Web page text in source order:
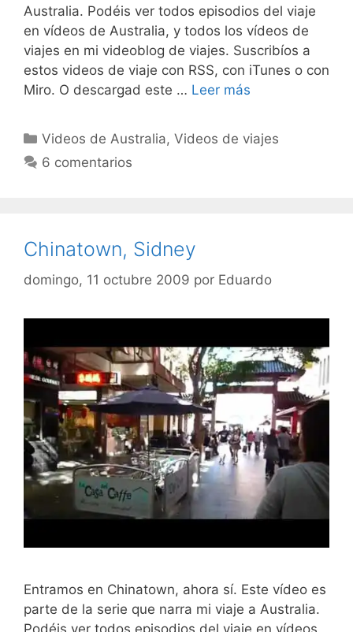
Australia. Podéis ver todos episodios del viaje
en vídeos de Australia, y todos los vídeos de
viajes en mi videoblog de viajes. Suscribíos a
estos videos de viaje con RSS, con iTunes o con
Miro. O descargad este … Leer más
Categorías
Videos de Australia,Videos de viajes
6 comentarios
Chinatown, Sidney
domingo, 11 octubre 2009 por Eduardo
Entramos en Chinatown, ahora sí. Este vídeo es
parte de la serie que narra mi viaje a Australia.
Podéis ver todos episodios del viaje en vídeos